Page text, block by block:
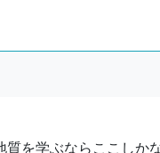
を学ぶならここしか